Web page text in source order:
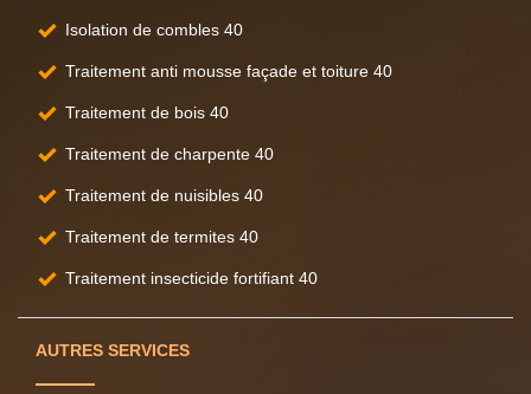
Isolation de combles 40
Traitement anti mousse façade et toiture 40
Traitement de bois 40
Traitement de charpente 40
Traitement de nuisibles 40
Traitement de termites 40
Traitement insecticide fortifiant 40
AUTRES SERVICES